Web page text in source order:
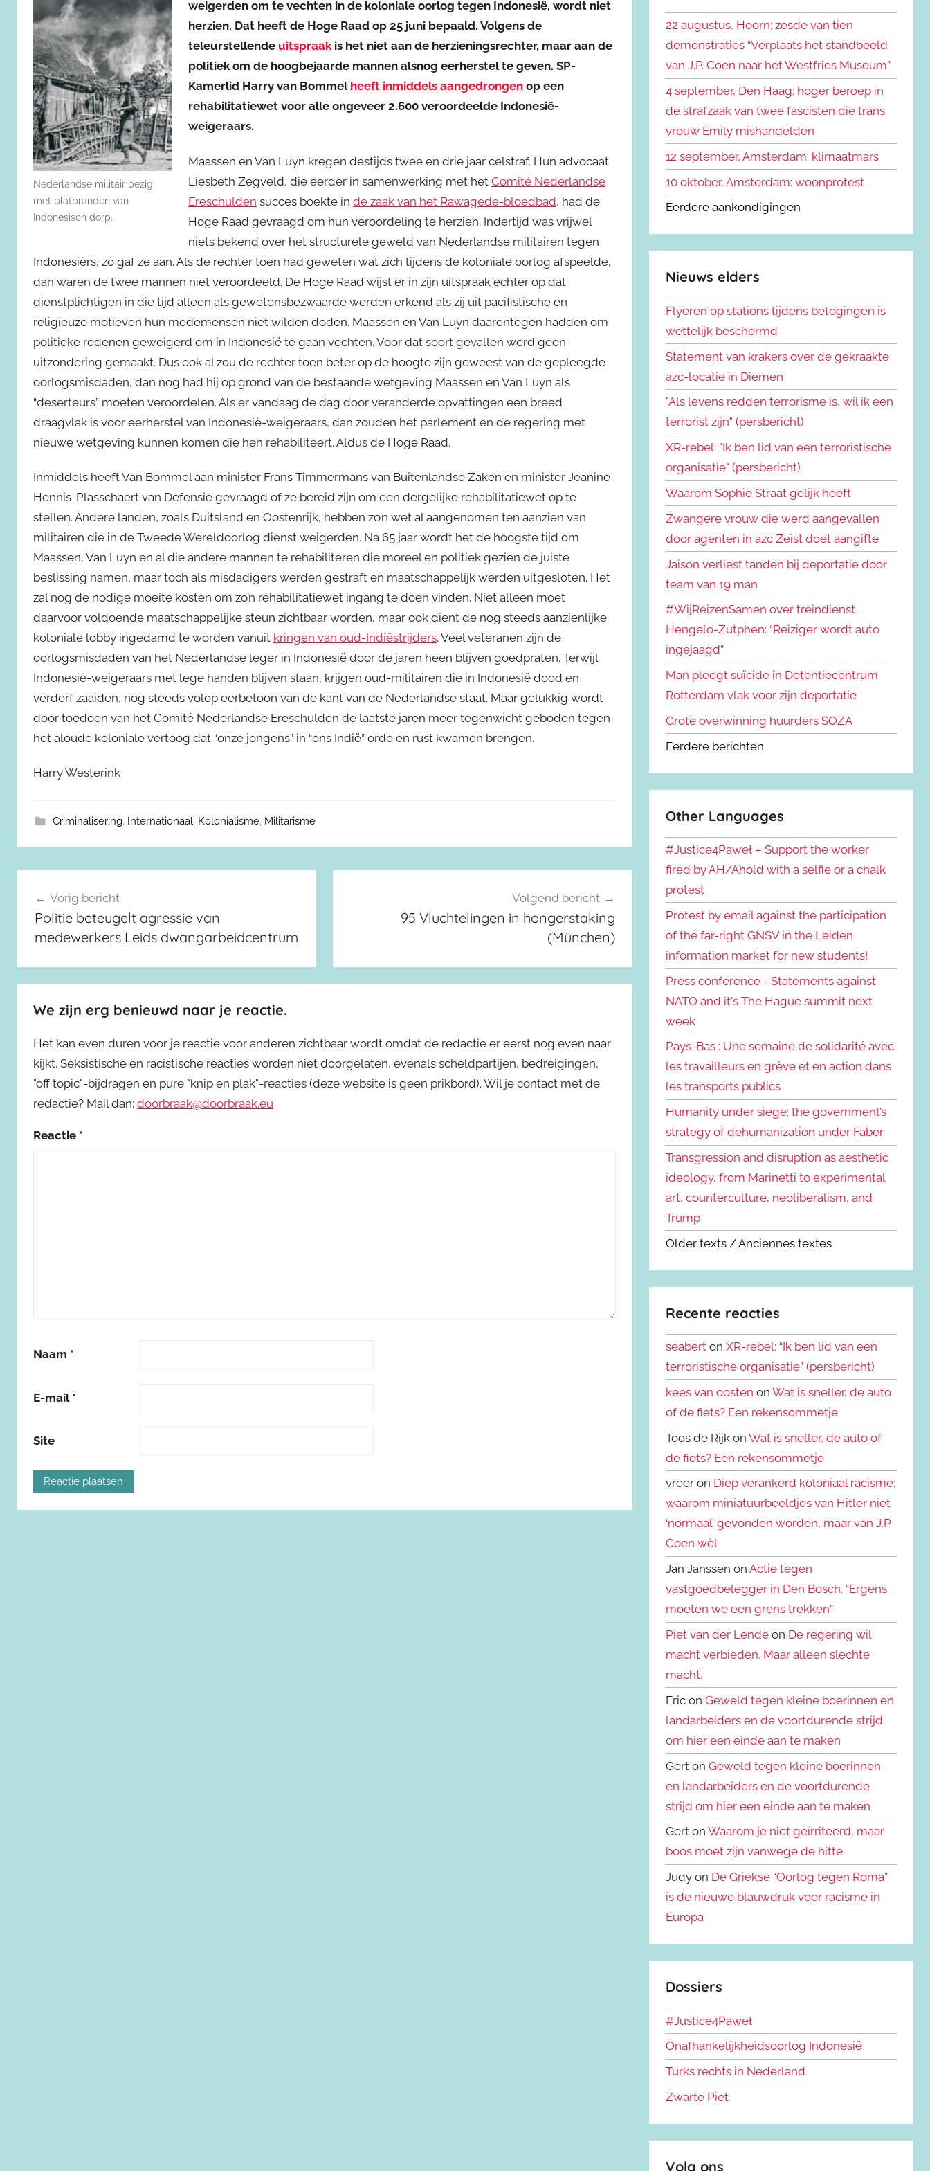
Nederlandse militair bezig
met platbranden van
Indonesisch dorp.
weigerden om te vechten in de koloniale oorlog tegen Indonesië, wordt niet
herzien. Dat heeft de Hoge Raad op 25 juni bepaald. Volgens de
teleurstellende uitspraakis het niet aan de herzieningsrechter, maar aan de
politiek om de hoogbejaarde mannen alsnog eerherstel te geven. SP-
Kamerlid Harry van Bommel heeft inmiddels aangedrongen op een
rehabilitatiewet voor alle ongeveer 2.600 veroordeelde Indonesië-
weigeraars.
Maassen en Van Luyn kregen destijds twee en drie jaar celstraf. Hun advocaat
Liesbeth Zegveld, die eerder in samenwerking met het Comité Nederlandse
Ereschulden succes boekte in de zaak van het Rawagede-bloedbad, had de
Hoge Raad gevraagd om hun veroordeling te herzien. Indertijd was vrijwel
niets bekend over het structurele geweld van Nederlandse militairen tegen
Indonesiërs, zo gaf ze aan. Als de rechter toen had geweten wat zich tijdens de koloniale oorlog afspeelde,
dan waren de twee mannen niet veroordeeld. De Hoge Raad wijst er in zijn uitspraak echter op dat
dienstplichtigen in die tijd alleen als gewetensbezwaarde werden erkend als zij uit pacifistische en
religieuze motieven hun medemensen niet wilden doden. Maassen en Van Luyn daarentegen hadden om
politieke redenen geweigerd om in Indonesië te gaan vechten. Voor dat soort gevallen werd geen
uitzondering gemaakt. Dus ook al zou de rechter toen beter op de hoogte zijn geweest van de gepleegde
oorlogsmisdaden, dan nog had hij op grond van de bestaande wetgeving Maassen en Van Luyn als
“deserteurs” moeten veroordelen. Als er vandaag de dag door veranderde opvattingen een breed
draagvlak is voor eerherstel van Indonesië-weigeraars, dan zouden het parlement en de regering met
nieuwe wetgeving kunnen komen die hen rehabiliteert. Aldus de Hoge Raad.
Inmiddels heeft Van Bommel aan minister Frans Timmermans van Buitenlandse Zaken en minister Jeanine
Hennis-Plasschaert van Defensie gevraagd of ze bereid zijn om een dergelijke rehabilitatiewet op te
stellen. Andere landen, zoals Duitsland en Oostenrijk, hebben zo’n wet al aangenomen ten aanzien van
militairen die in de Tweede Wereldoorlog dienst weigerden. Na 65 jaar wordt het de hoogste tijd om
Maassen, Van Luyn en al die andere mannen te rehabiliteren die moreel en politiek gezien de juiste
beslissing namen, maar toch als misdadigers werden gestraft en maatschappelijk werden uitgesloten. Het
zal nog de nodige moeite kosten om zo’n rehabilitatiewet ingang te doen vinden. Niet alleen moet
daarvoor voldoende maatschappelijke steun zichtbaar worden, maar ook dient de nog steeds aanzienlijke
koloniale lobby ingedamd te worden vanuit kringen van oud-Indiëstrijders. Veel veteranen zijn de
oorlogsmisdaden van het Nederlandse leger in Indonesië door de jaren heen blijven goedpraten. Terwijl
Indonesië-weigeraars met lege handen blijven staan, krijgen oud-militairen die in Indonesië dood en
verderf zaaiden, nog steeds volop eerbetoon van de kant van de Nederlandse staat. Maar gelukkig wordt
door toedoen van het Comité Nederlandse Ereschulden de laatste jaren meer tegenwicht geboden tegen
het aloude koloniale vertoog dat “onze jongens” in “ons Indië” orde en rust kwamen brengen.
Harry Westerink
Criminalisering, Internationaal, Kolonialisme, Militarisme
Berichtnavigatie
Vorig bericht
Politie beteugelt agressie van
medewerkers Leids dwangarbeidcentrum
Volgend bericht
95 Vluchtelingen in hongerstaking
(München)
We zijn erg benieuwd naar je reactie.
Het kan even duren voor je reactie voor anderen zichtbaar wordt omdat de redactie er eerst nog even naar
kijkt. Seksistische en racistische reacties worden niet doorgelaten, evenals scheldpartijen, bedreigingen,
"off topic"-bijdragen en pure "knip en plak"-reacties (deze website is geen prikbord). Wil je contact met de
redactie? Mail dan: doorbraak@doorbraak.eu
Reactie *
Naam *
E-mail *
Site
n
a
a
r
:
n
22 augustus, Hoorn: zesde van tien
demonstraties “Verplaats het standbeeld
van J.P. Coen naar het Westfries Museum”
4 september, Den Haag: hoger beroep in
de strafzaak van twee fascisten die trans
vrouw Emily mishandelden
12 september, Amsterdam: klimaatmars
10 oktober, Amsterdam: woonprotest
Eerdere aankondigingen
Nieuws elders
Flyeren op stations tijdens betogingen is
wettelijk beschermd
Statement van krakers over de gekraakte
azc-locatie in Diemen
"Als levens redden terrorisme is, wil ik een
terrorist zijn" (persbericht)
XR-rebel: "Ik ben lid van een terroristische
organisatie" (persbericht)
Waarom Sophie Straat gelijk heeft
Zwangere vrouw die werd aangevallen
door agenten in azc Zeist doet aangifte
Jaison verliest tanden bij deportatie door
team van 19 man
#WijReizenSamen over treindienst
Hengelo-Zutphen: “Reiziger wordt auto
ingejaagd”
Man pleegt suïcide in Detentiecentrum
Rotterdam vlak voor zijn deportatie
Grote overwinning huurders SOZA
Eerdere berichten
Other Languages
#Justice4Paweł – Support the worker
fired by AH/Ahold with a selfie or a chalk
protest
Protest by email against the participation
of the far-right GNSV in the Leiden
information market for new students!
Press conference - Statements against
NATO and it's The Hague summit next
week
Pays-Bas : Une semaine de solidarité avec
les travailleurs en grève et en action dans
les transports publics
Humanity under siege: the government’s
strategy of dehumanization under Faber
Transgression and disruption as aesthetic
ideology, from Marinetti to experimental
art, counterculture, neoliberalism, and
Trump
Older texts / Anciennes textes
Recente reacties
seabert onXR-rebel: “Ik ben lid van een
terroristische organisatie” (persbericht)
kees van oosten onWat is sneller, de auto
of de fiets? Een rekensommetje
Toos de Rijk onWat is sneller, de auto of
de fiets? Een rekensommetje
vreer on Diep verankerd koloniaal racisme:
waarom miniatuurbeeldjes van Hitler niet
‘normaal’ gevonden worden, maar van J.P.
Coen wèl
Jan Janssen onActie tegen
vastgoedbelegger in Den Bosch. “Ergens
moeten we een grens trekken”
Piet van der Lende on De regering wil
macht verbieden. Maar alleen slechte
macht.
Eric onGeweld tegen kleine boerinnen en
landarbeiders en de voortdurende strijd
om hier een einde aan te maken
Gert onGeweld tegen kleine boerinnen
en landarbeiders en de voortdurende
strijd om hier een einde aan te maken
Gert onWaarom je niet geïrriteerd, maar
boos moet zijn vanwege de hitte
Judy on De Griekse “Oorlog tegen Roma”
is de nieuwe blauwdruk voor racisme in
Europa
Dossiers
#Justice4Paweł
Onafhankelijkheidsoorlog Indonesië
Turks rechts in Nederland
Zwarte Piet
Volg ons